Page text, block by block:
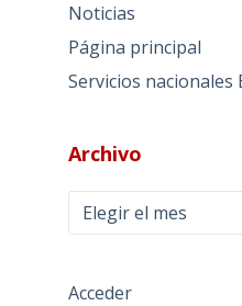
Noticias
Página principal
Servicios nacionales
Archivo
Archivo
Acceder